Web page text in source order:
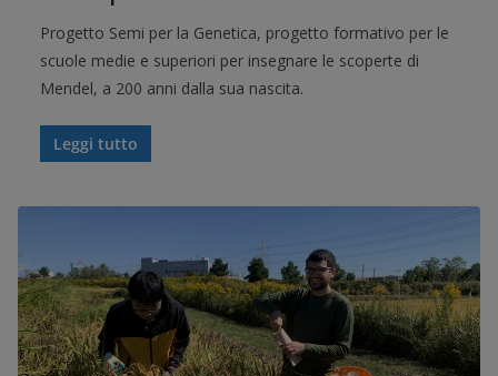
Progetto Semi per la Genetica, progetto formativo per le
scuole medie e superiori per insegnare le scoperte di
Mendel, a 200 anni dalla sua nascita.
Leggi tutto